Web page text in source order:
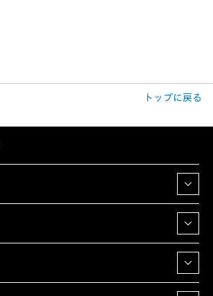
トップに戻る